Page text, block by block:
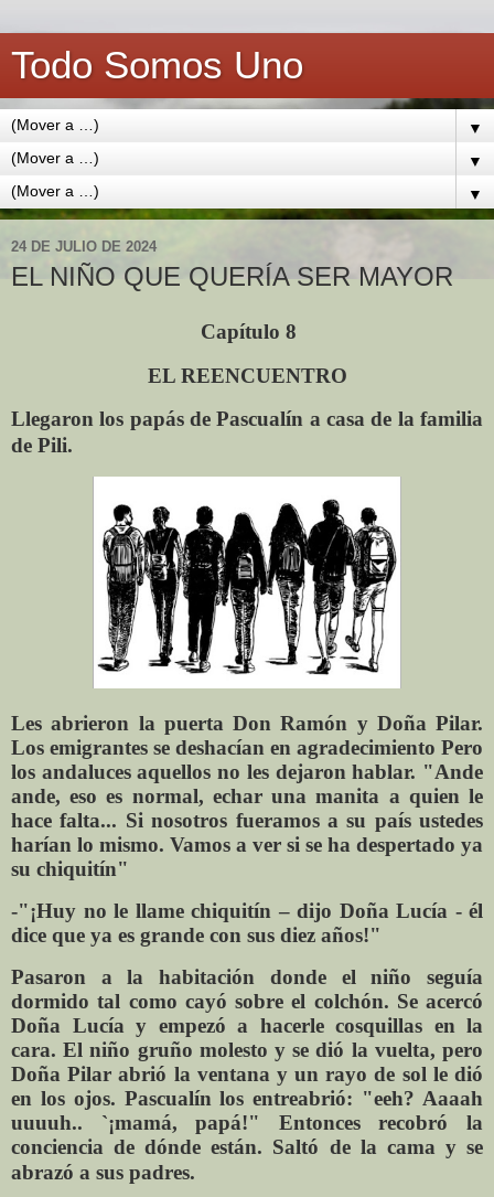
Todo Somos Uno
▼
▼
▼
24 DE JULIO DE 2024
EL NIÑO QUE QUERÍA SER MAYOR
Capítulo 8
EL REENCUENTRO
Llegaron los papás de Pascualín a casa de la familia
de Pili.
Les abrieron la puerta Don Ramón y Doña Pilar.
Los emigrantes se deshacían en agradecimiento Pero
los andaluces aquellos no les dejaron hablar. "Ande
ande, eso es normal, echar una manita a quien le
hace falta... Si nosotros fueramos a su país ustedes
harían lo mismo. Vamos a ver si se ha despertado ya
su chiquitín"
-"¡Huy no le llame chiquitín – dijo Doña Lucía - él
dice que ya es grande con sus diez años!"
Pasaron a la habitación donde el niño seguía
dormido tal como cayó sobre el colchón. Se acercó
Doña Lucía y empezó a hacerle cosquillas en la
cara. El niño gruño molesto y se dió la vuelta, pero
Doña Pilar abrió la ventana y un rayo de sol le dió
en los ojos. Pascualín los entreabrió: "eeh? Aaaah
uuuuh.. `¡mamá, papá!" Entonces recobró la
conciencia de dónde están. Saltó de la cama y se
abrazó a sus padres.